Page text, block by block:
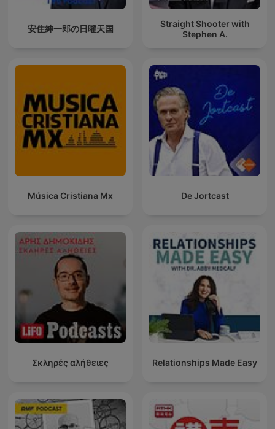
安住紳一郎の日曜天国
Straight Shooter with
Stephen A.
Música Cristiana Mx De Jortcast
Σκληρές αλήθειες Relationships Made Easy